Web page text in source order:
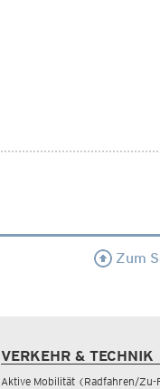
Zum
VERKEHR & TECHNIK
Aktive Mobilität (Radfahren/Zu-